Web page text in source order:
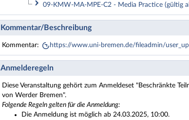
09-KMW-MA-MPE-C2 - Media Practice (gültig
Kommentar/Beschreibung
Kommentar: https://www.uni-bremen.de/fileadmin/
Anmelderegeln
Diese Veranstaltung gehört zum Anmeldeset "Beschränkte
von Werder Bremen".
Folgende Regeln gelten für die Anmeldung:
Die Anmeldung ist möglich ab 24.03.2025, 10:00.